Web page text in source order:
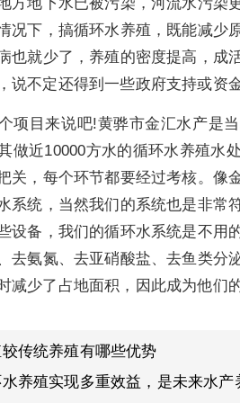
况下，搞循环水养殖，既能减少
也就少了，养殖的密度提高，成
说不定还得到一些政府支持或资
项目来说吧!黄骅市金汇水产是
做近10000方水的循环水养殖水
关，每个环节都要经过考核。像
系统，当然我们的系统也是非常
设备，我们的循环水系统是不用
去氨氮、去亚硝酸盐、去鱼类分
减少了占地面积，因此成为他们
传统养殖有哪些优势
养殖实现多重效益，是未来水产